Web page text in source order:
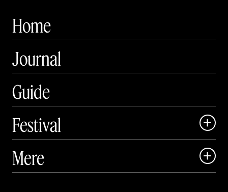
Home
Journal
Guide
Festival

 Art Matter Festival
Mere 